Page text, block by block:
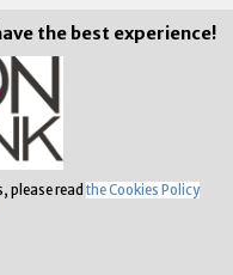
ans révolus
the best experience!
please read the Cookies Policy